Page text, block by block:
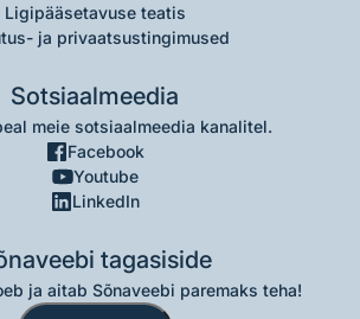
Ligipääsetavuse teatis
ja privaatsustingimused
Sotsiaalmeedia
meie sotsiaalmeedia kanalitel.
Facebook
Youtube
LinkedIn
tagasiside
ja aitab Sõnaveebi paremaks teha!